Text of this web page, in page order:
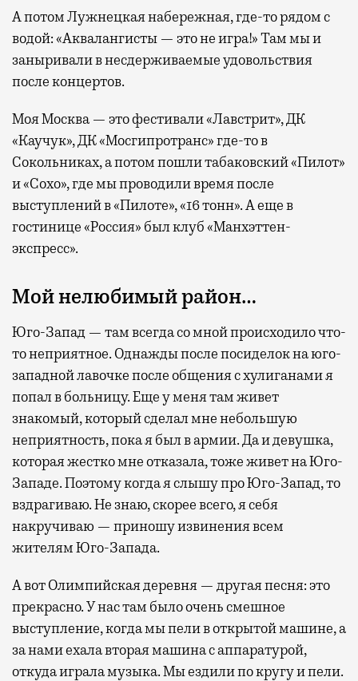
А потом Лужнецкая набережная, где-то рядом с
водой: «Аквалангисты — это не игра!» Там мы и
заныривали в несдерживаемые удовольствия
после концертов.
Моя Москва — это фестивали «Лавстрит», ДК
«Каучук», ДК «Мосгипротранс» где-то в
Сокольниках, а потом пошли табаковский «Пилот»
и «Сохо», где мы проводили время после
выступлений в «Пилоте», «16 тонн». А еще в
гостинице «Россия» был клуб «Манхэттен-
экспресс».
Мой нелюбимый район…
Юго-Запад — там всегда со мной происходило что-
то неприятное. Однажды после посиделок на юго-
западной лавочке после общения с хулиганами я
попал в больницу. Еще у меня там живет
знакомый, который сделал мне небольшую
неприятность, пока я был в армии. Да и девушка,
которая жестко мне отказала, тоже живет на Юго-
Западе. Поэтому когда я слышу про Юго-Запад, то
вздрагиваю. Не знаю, скорее всего, я себя
накручиваю — приношу извинения всем
жителям Юго-Запада.
А вот Олимпийская деревня — другая песня: это
прекрасно. У нас там было очень смешное
выступление, когда мы пели в открытой машине, а
за нами ехала вторая машина с аппаратурой,
откуда играла музыка. Мы ездили по кругу и пели.